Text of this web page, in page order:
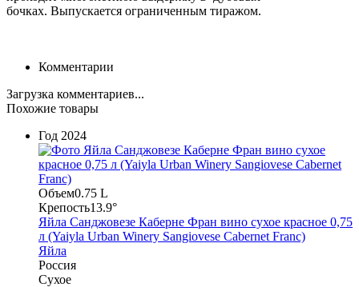
бочках. Выпускается ограниченным тиражом.
Комментарии
Загрузка комментариев...
Похожие товары
Год 2024
Объем0.75 L
Крепость13.9°
Яйла Санджовезе Каберне Фран вино сухое красное 0,75
л (Yaiyla Urban Winery Sangiovese Cabernet Franc)
Яйла
Россия
Сухое